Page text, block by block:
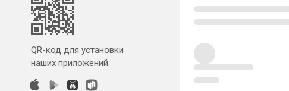
QR-код для установки
наших приложений.